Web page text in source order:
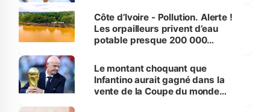
Côte d’Ivoire - Pollution. Alerte !
Les orpailleurs privent d’eau
potable presque 200 000
Le montant choquant que
Infantino aurait gagné dans la
vente de la Coupe du monde